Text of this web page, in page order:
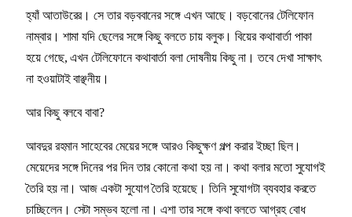
হ্যাঁ আতাউরের। সে তার বড়ববানের সঙ্গে এখন আছে। বড়বোনের টেলিফোন
নাম্বার। শামা যদি ছেলের সঙ্গে কিছু বলতে চায় বলুক। বিয়ের কথাবার্তা পাকা
হয়ে গেছে, এখন টেলিফোনে কথাবার্তা বলা দোষনীয় কিছু না। তবে দেখা সাক্ষাৎ
না হওয়াটাই বাঞ্ছনীয়।
আর কিছু বলবে বাবা?
আবদুর রহমান সাহেবের মেয়ের সঙ্গে আরও কিছুক্ষণ গল্প করার ইচ্ছা ছিল।
মেয়েদের সঙ্গে দিনের পর দিন তার কোনো কথা হয় না। কথা বলার মতো সুযোগই
তৈরি হয় না। আজ একটা সুযোগ তৈরি হয়েছে। তিনি সুযোগটা ব্যবহার করতে
চাচ্ছিলেন। সেটা সম্ভব হলো না। এশা তার সঙ্গে কথা বলতে আগ্রহ বোধ